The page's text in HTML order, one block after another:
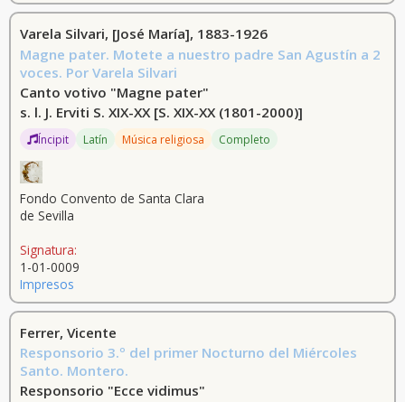
Varela Silvari, [José María], 1883-1926
Magne pater. Motete a nuestro padre San Agustín a 2
voces. Por Varela Silvari
Canto votivo "Magne pater"
s. l. J. Erviti S. XIX-XX [S. XIX-XX (1801-2000)]
Íncipit Latín Música religiosa Completo
Fondo Convento de Santa Clara
de Sevilla
Signatura:
1-01-0009
Impresos
Ferrer, Vicente
Responsorio 3.º del primer Nocturno del Miércoles
Santo. Montero.
Responsorio "Ecce vidimus"